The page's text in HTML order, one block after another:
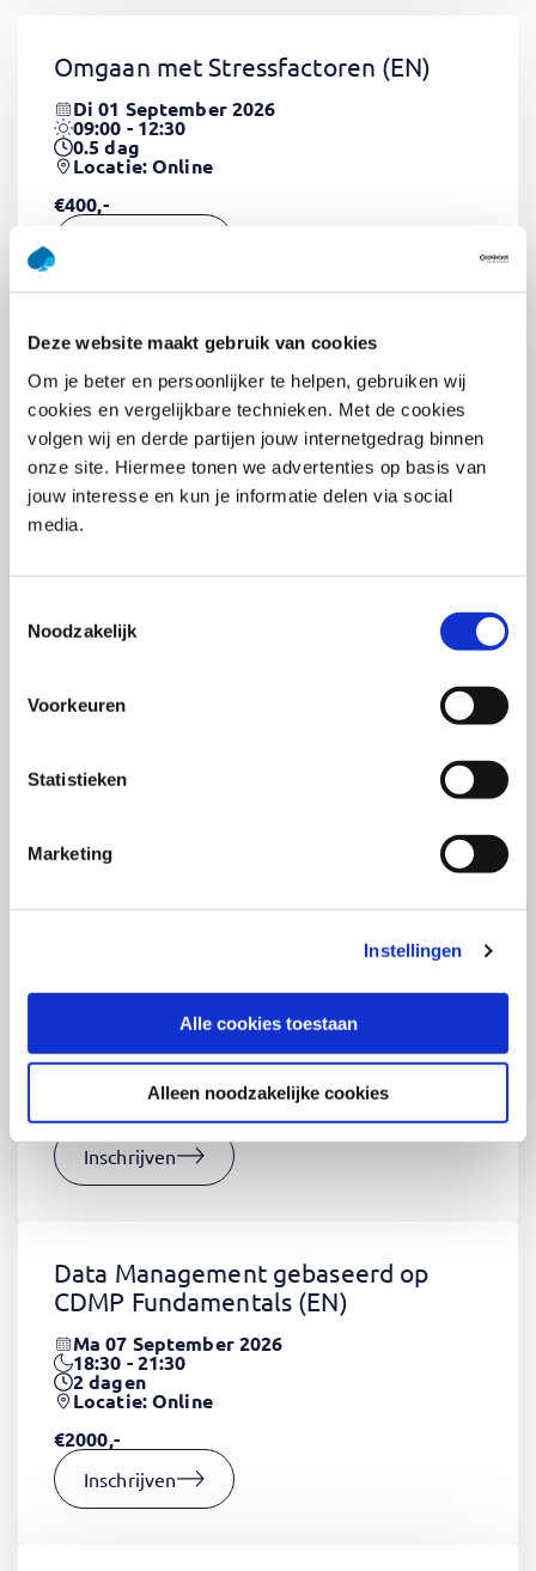
Deze website maakt gebruik van cookies
Om je beter en persoonlijker te helpen, gebruiken wij
cookies en vergelijkbare technieken. Met de cookies
volgen wij en derde partijen jouw internetgedrag binnen
onze site. Hiermee tonen we advertenties op basis van
jouw interesse en kun je informatie delen via social
media.
Noodzakelijk
Voorkeuren
Statistieken
Marketing
Instellingen
Alle cookies toestaan
Alleen noodzakelijke cookies
Omgaan met Stressfactoren (EN)
Di 01 September 2026
09:00 - 12:30
0.5dag
Locatie: Online
€400,-
Pega Certified System Architect
(PCSA)(EN)
Di 01 September 2026
09:00 - 16:30
5dagen
Locatie: Online
€3595,-
(EN)
Locatie: Online
Inschrijven
Do 03 September 2026
2dagen
€1320,-
Inschrijven
Data Management gebaseerd op
CDMP Fundamentals (EN)
Ma 07 September 2026
18:30 - 21:30
2dagen
Locatie: Online
€2000,-
Inschrijven